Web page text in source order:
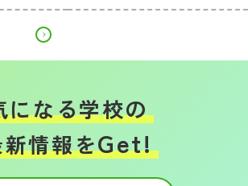
になる学校の
情報をGet!